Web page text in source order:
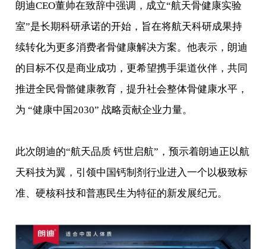
朗迪CEO董帅在致辞中强调，成立“航天骨健康实验
室”是长期科研承诺的开始，旨在将航天科研成果持
续转化为更多消费者骨健康解决方案。他表示，朗迪
的目标不仅是商业成功，更希望携手渠道伙伴，共同
推进全民骨骼健康教育，提升社会整体骨健康水平，
为 “健康中国2030” 战略贡献企业力量。
此次朗迪的“航天品质 钙世启航”，预示着朗迪正以航
天科技为翼，引领中国钙制剂行业进入一个以极致标
准、硬核科技和普惠民生为特征的新发展纪元。